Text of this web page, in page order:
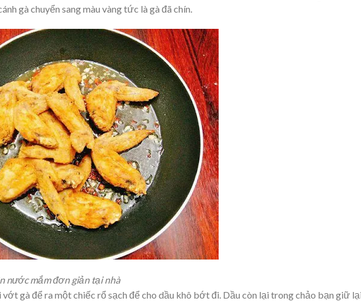
gà chuyển sang màu vàng tức là gà đã chín.
nước mắm đơn giản tại nhà
vớt gà để ra một chiếc rổ sạch để cho dầu khô bớt đi. Dầu còn lại trong chảo bạn giữ